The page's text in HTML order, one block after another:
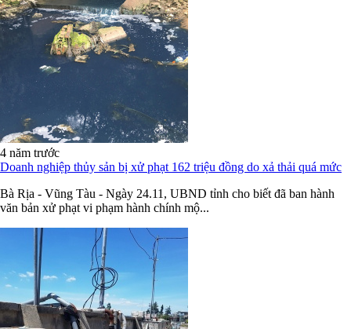
4 năm trước
Doanh nghiệp thủy sản bị xử phạt 162 triệu đồng do xả thải quá mức
Bà Rịa - Vũng Tàu - Ngày 24.11, UBND tỉnh cho biết đã ban hành
văn bản xử phạt vi phạm hành chính mộ...